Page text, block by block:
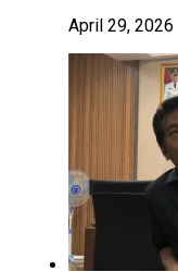
April 29, 2026